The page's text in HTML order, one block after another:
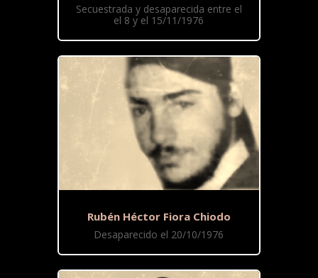
Secuestrada y desaparecida entre el
el 8 y el 15/11/1976
Rubén Héctor Fiora Chiodo
Desaparecido el 20/10/1976